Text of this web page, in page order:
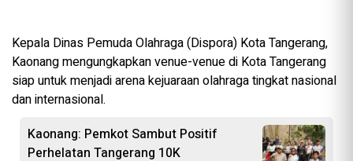
Kepala Dinas Pemuda Olahraga (Dispora) Kota Tangerang,
Kaonang mengungkapkan venue-venue di Kota Tangerang
siap untuk menjadi arena kejuaraan olahraga tingkat nasional
dan internasional.
Kaonang: Pemkot Sambut Positif
Perhelatan Tangerang 10K